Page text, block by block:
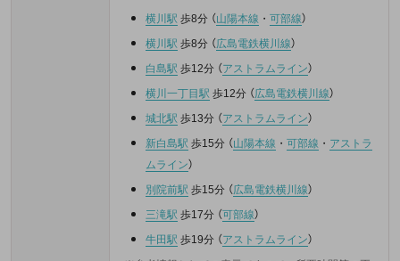
横川駅 歩8分 （山陽本線 ・ 可部線）
横川駅 歩8分 （広島電鉄横川線）
白島駅 歩12分 （アストラムライン）
横川一丁目駅 歩12分 （広島電鉄横川線）
城北駅 歩13分 （アストラムライン）
新白島駅 歩15分 （山陽本線 ・ 可部線 ・ アストラ
ムライン）
別院前駅 歩15分 （広島電鉄横川線）
三滝駅 歩17分 （可部線）
牛田駅 歩19分 （アストラムライン）